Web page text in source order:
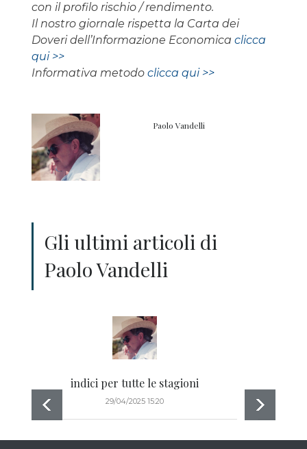
con il profilo rischio / rendimento.
Il nostro giornale rispetta la Carta dei
Doveri dell’Informazione Economica clicca
qui >>
Informativa metodo clicca qui >>
Paolo Vandelli
Gli ultimi articoli di
Paolo Vandelli
indici per tutte le stagioni
29/04/2025 15:20